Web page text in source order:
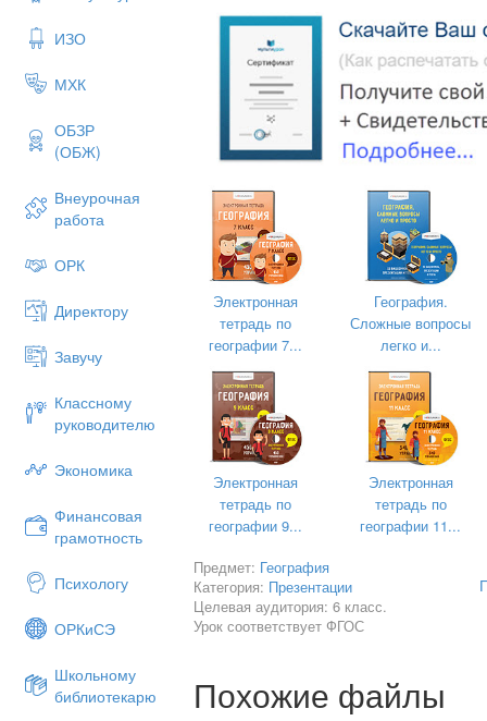
ИЗО
МХК
ОБЗР
(ОБЖ)
Внеурочная
работа
ОРК
Директору
Завучу
Классному
руководителю
Экономика
Финансовая
грамотность
Психологу
ОРКиСЭ
Школьному
библиотекарю
Электронная
тетрадь по
географии 7...
География.
Сложные вопросы
легко и...
Электронная
тетрадь по
географии 9...
Электронная
тетрадь по
географии 11...
Предмет: География
Категория: Презентации
Целевая аудитория: 6 класс.
Урок соответствует ФГОС
Похожие файлы